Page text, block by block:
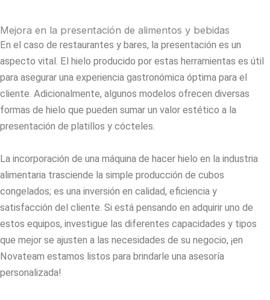
Mejora en la presentación de alimentos y bebidas
En el caso de restaurantes y bares, la presentación es un
aspecto vital. El hielo producido por estas herramientas es útil
para asegurar una experiencia gastronómica óptima para el
cliente. Adicionalmente, algunos modelos ofrecen diversas
formas de hielo que pueden sumar un valor estético a la
presentación de platillos y cócteles.
La incorporación de una máquina de hacer hielo en la industria
alimentaria trasciende la simple producción de cubos
congelados; es una inversión en calidad, eficiencia y
satisfacción del cliente. Si está pensando en adquirir uno de
estos equipos, investigue las diferentes capacidades y tipos
que mejor se ajusten a las necesidades de su negocio, ¡en
Novateam estamos listos para brindarle una asesoría
personalizada!